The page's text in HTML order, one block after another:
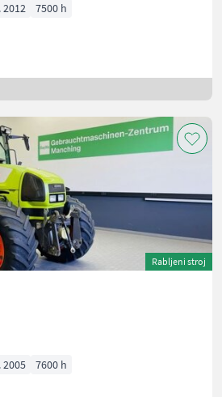
2012
7500 h
Rabljeni stroj
2005
7600 h